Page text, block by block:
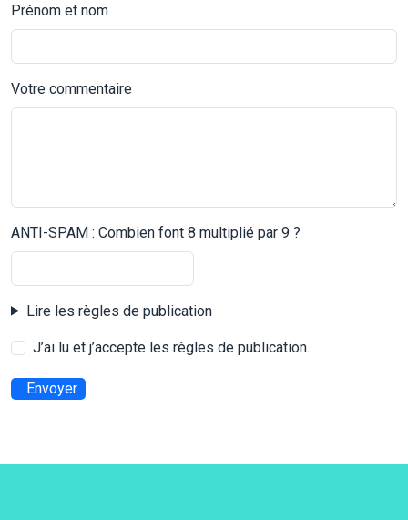
Prénom et nom
Votre commentaire
ANTI-SPAM : Combien font 8 multiplié par 9 ?
Lire les règles de publication
J’ai lu et j’accepte les règles de publication.
Envoyer